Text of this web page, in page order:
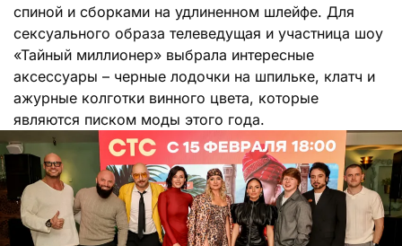
спиной и сборками на удлиненном шлейфе. Для
сексуального образа телеведущая и участница шоу
«Тайный миллионер» выбрала интересные
аксессуары – черные лодочки на шпильке, клатч и
ажурные колготки винного цвета, которые
являются писком моды этого года.